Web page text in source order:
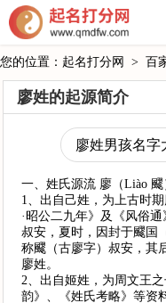
您的位置： 起名打分网 > 百
廖姓的起源简介
廖姓男孩名字
一、姓氏源流 廖（Liào
1、出自己姓，为上古时
·昭公二九年》及《风俗
叔安，夏时，因封于飂国
称飂（古廖字）叔安，其
廖姓。
2、出自姬姓，为周文王
韵》、《姓氏考略》等资